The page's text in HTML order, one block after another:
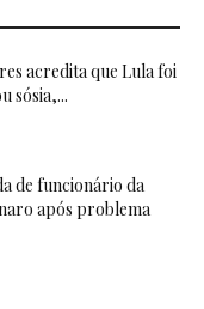
acredita que Lula foi
sósia,...
de funcionário da
após problema